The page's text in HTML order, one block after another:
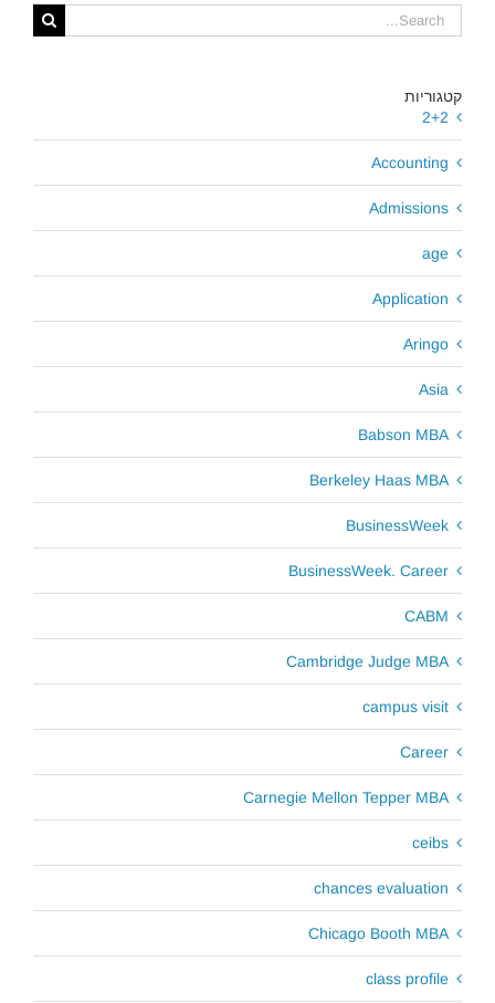
Search
for:
קטגוריות
2+2
Accounting
Admissions
age
Application
Aringo
Asia
Babson MBA
Berkeley Haas MBA
BusinessWeek
BusinessWeek. Career
CABM
Cambridge Judge MBA
campus visit
Career
Carnegie Mellon Tepper MBA
ceibs
chances evaluation
Chicago Booth MBA
class profile